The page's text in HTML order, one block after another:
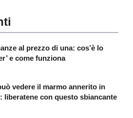
al prezzo di una: cos’è lo
e come funziona
vedere il marmo annerito in
liberatene con questo sbiancante